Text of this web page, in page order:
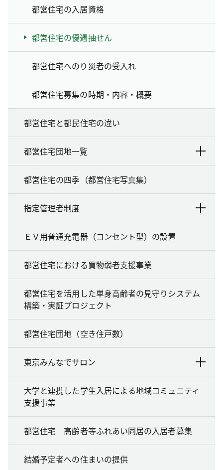
都営住宅の入居資格
都営住宅の優遇抽せん
都営住宅へのり災者の受入れ
都営住宅募集の時期・内容・概要
都営住宅と都民住宅の違い
都営住宅団地一覧
都営住宅の四季（都営住宅写真集）
指定管理者制度
ＥＶ用普通充電器（コンセント型）の設置
都営住宅における買物弱者支援事業
都営住宅を活用した単身高齢者の見守りシステム
構築・実証プロジェクト
都営住宅団地（空き住戸数）
東京みんなでサロン
大学と連携した学生入居による地域コミュニティ
支援事業
都営住宅 高齢者等ふれあい同居の入居者募集
結婚予定者への住まいの提供